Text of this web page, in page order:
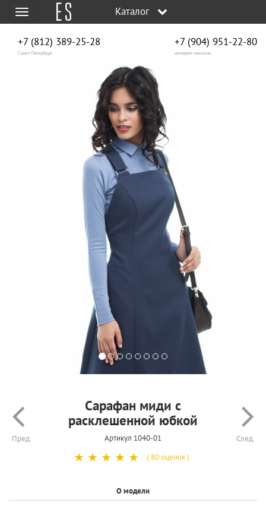
Меню Каталог
+7 (812) 389-25-28
Санкт-Петербург
+7 (904) 951‑22‑80
интернет-магазин
Пред.
Сарафан миди с
расклешенной юбкой
Артикул 1040-01 След.
☆
☆
☆
☆
☆ ( 80 оценок )
О модели